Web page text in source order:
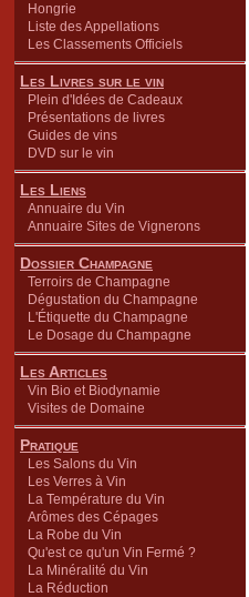
Hongrie
Liste des Appellations
Les Classements Officiels
Les Livres sur le vin
Plein d'Idées de Cadeaux
Présentations de livres
Guides de vins
DVD sur le vin
Les Liens
Annuaire du Vin
Annuaire Sites de Vignerons
Dossier Champagne
Terroirs de Champagne
Dégustation du Champagne
L'Étiquette du Champagne
Le Dosage du Champagne
Les Articles
Vin Bio et Biodynamie
Visites de Domaine
Pratique
Les Salons du Vin
Les Verres à Vin
La Température du Vin
Arômes des Cépages
La Robe du Vin
Qu'est ce qu'un Vin Fermé ?
La Minéralité du Vin
La Réduction